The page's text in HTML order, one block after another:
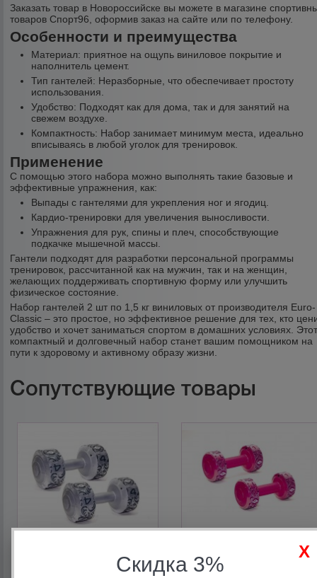
Заказать товар в Новороссийске вы можете в магазине
товаров Спорт96, оформив заказ на сайте или по телефону.
Особенности и преимущества
Материал: приятное на ощупь виниловое покрытие и
наполнитель цемент.
Тип гантелей: Неразборные, что обеспечивает простоту
использования.
Удобство: Подходят как для дома, так и для занятий на
свежем воздухе.
Компактность: Набор занимает минимум места, идеально
вписываясь в любой уголок для тренировок.
Применение
С помощью этого набора можно выполнять такие базовые и
эффективные упражнения, как:
Выпады с гантелями для укрепления ног и ягодиц.
Кардио-тренировки для увеличения выносливости.
Упражнения для рук, спины и плеч, способствующие
подкачке мышечной массы.
Гантели подходят для разработки персональной программы
тренировок, рассчитанной как на мужчин, так и на женщин,
желающих поддерживать спортивную форму или улучшить
физическое состояние.
Набор гантелей 2 шт по 1,5 кг виниловых от производителя Euro-
Classic – это простое, но эффективное решение для тех, кто
удобство и хочет заниматься спортом в домашних условиях.
компактный и долговечный набор станет вашим помощником на
пути к здоровому и активному образу жизни.
Сопутствующие товары
Скидка 3%